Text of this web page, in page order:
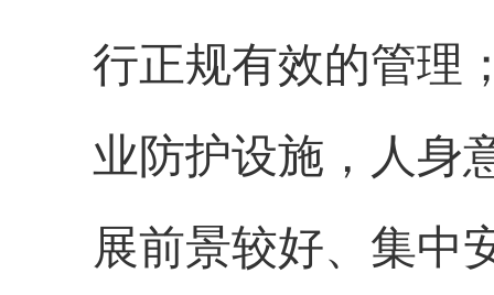
行正规有效的管理
业防护设施，人身
展前景较好、集中